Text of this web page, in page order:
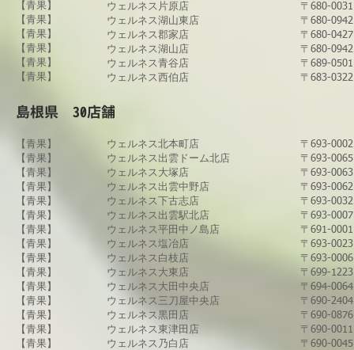
【青果】
【青果】
【青果】
【青果】
【青果】
​【青果】
ウェルネス片原店
ウェルネス湖山東店
ウェルネス郡家店
ウェルネス湖山店
ウェルネス青谷店
​ウェルネス西伯店
〒680-
〒680-
〒680-
〒680-
〒689-
〒683-
​島根県 30店舗
ウェルネス北本町店
​ウェルネス出雲ドーム北店
ウェルネス大塚店
ウェルネス出雲中野店
ウェルネス下古志店
​ウェルネス出雲駅北店
ウェルネス平田中ノ島店
ウェルネス塩冶店
ウェルネス白枝店
ウェルネス大東店
ウェルネス大田中央店
ウェルネス三刀屋中央店
ウェルネス黒田店
ウェルネス東津田店
ウェルネス乃白店
【青果】
【青果】
【青果】
【青果】
【青果】
【青果】
【青果】
【青果】
​【青果】
【青果】
【青果】
【青果】
【青果】
【青果】
【青果】
〒693-
〒693-
〒693-
〒693-
〒693-
〒693-
〒691-
〒693-
〒693-
〒699-
〒694-
〒690-
〒690-
〒690-
〒690-